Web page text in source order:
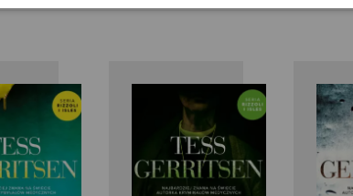
Tess
Tess
Gerritsen